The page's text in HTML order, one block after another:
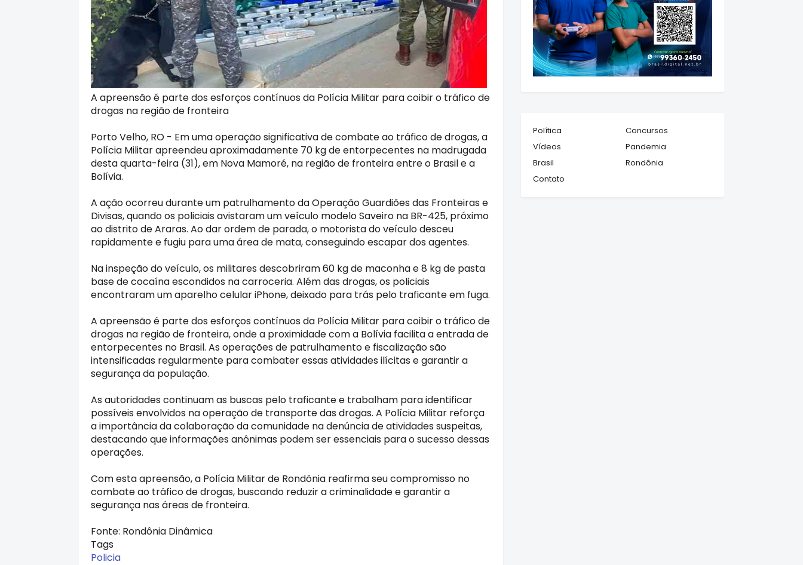
A apreensão é parte dos esforços contínuos da Polícia Militar para coibir o tráfico de
drogas na região de fronteira
Porto Velho, RO - Em uma operação significativa de combate ao tráfico de drogas, a
Polícia Militar apreendeu aproximadamente 70 kg de entorpecentes na madrugada
desta quarta-feira (31), em Nova Mamoré, na região de fronteira entre o Brasil e a
Bolívia.
A ação ocorreu durante um patrulhamento da Operação Guardiões das Fronteiras e
Divisas, quando os policiais avistaram um veículo modelo Saveiro na BR-425, próximo
ao distrito de Araras. Ao dar ordem de parada, o motorista do veículo desceu
rapidamente e fugiu para uma área de mata, conseguindo escapar dos agentes.
Na inspeção do veículo, os militares descobriram 60 kg de maconha e 8 kg de pasta
base de cocaína escondidos na carroceria. Além das drogas, os policiais
encontraram um aparelho celular iPhone, deixado para trás pelo traficante em fuga.
A apreensão é parte dos esforços contínuos da Polícia Militar para coibir o tráfico de
drogas na região de fronteira, onde a proximidade com a Bolívia facilita a entrada de
entorpecentes no Brasil. As operações de patrulhamento e fiscalização são
intensificadas regularmente para combater essas atividades ilícitas e garantir a
segurança da população.
As autoridades continuam as buscas pelo traficante e trabalham para identificar
possíveis envolvidos na operação de transporte das drogas. A Polícia Militar reforça
a importância da colaboração da comunidade na denúncia de atividades suspeitas,
destacando que informações anônimas podem ser essenciais para o sucesso dessas
operações.
Com esta apreensão, a Polícia Militar de Rondônia reafirma seu compromisso no
combate ao tráfico de drogas, buscando reduzir a criminalidade e garantir a
segurança nas áreas de fronteira.
Fonte: Rondônia Dinâmica
Tags
Policia
Política
Concursos
Vídeos
Pandemia
Brasil
Rondônia
Contato